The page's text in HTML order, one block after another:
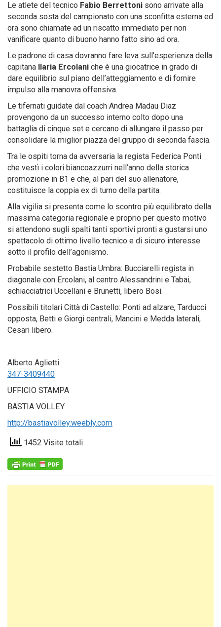
Le atlete del tecnico Fabio Berrettoni sono arrivate alla
seconda sosta del campionato con una sconfitta esterna ed
ora sono chiamate ad un riscatto immediato per non
vanificare quanto di buono hanno fatto sino ad ora.
Le padrone di casa dovranno fare leva sull’esperienza della
capitana Ilaria Ercolani che è una giocatrice in grado di
dare equilibrio sul piano dell’atteggiamento e di fornire
impulso alla manovra offensiva.
Le tifernati guidate dal coach Andrea Madau Diaz
provengono da un successo interno colto dopo una
battaglia di cinque set e cercano di allungare il passo per
consolidare la miglior piazza del gruppo di seconda fascia.
Tra le ospiti torna da avversaria la regista Federica Ponti
che vestì i colori biancoazzurri nell’anno della storica
promozione in B1 e che, al pari del suo allenatore,
costituisce la coppia ex di turno della partita.
Alla vigilia si presenta come lo scontro più equilibrato della
massima categoria regionale e proprio per questo motivo
si attendono sugli spalti tanti sportivi pronti a gustarsi uno
spettacolo di ottimo livello tecnico e di sicuro interesse
sotto il profilo dell’agonismo.
Probabile sestetto Bastia Umbra: Bucciarelli regista in
diagonale con Ercolani, al centro Alessandrini e Tabai,
schiacciatrici Uccellani e Brunetti, libero Bosi.
Possibili titolari Città di Castello: Ponti ad alzare, Tarducci
opposta, Betti e Giorgi centrali, Mancini e Medda laterali,
Cesari libero.
Alberto Aglietti
347-3409440
UFFICIO STAMPA
BASTIA VOLLEY
http://bastiavolley.weebly.com
1452 Visite totali